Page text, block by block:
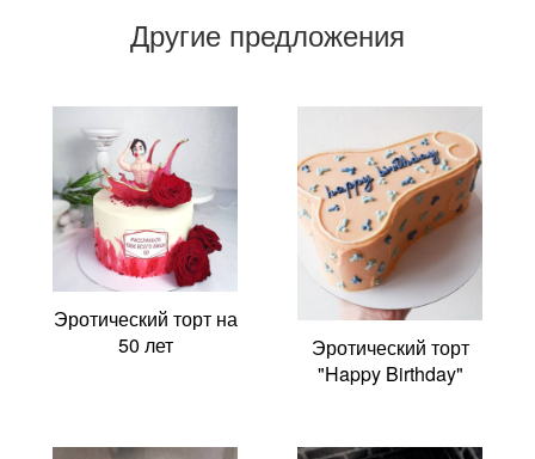
Другие предложения
Эротический торт на
50 лет
Эротический торт
"Happy Birthday"